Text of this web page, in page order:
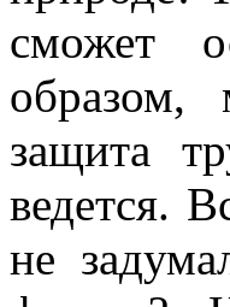
сможет
образом,
защита
ведется.
не